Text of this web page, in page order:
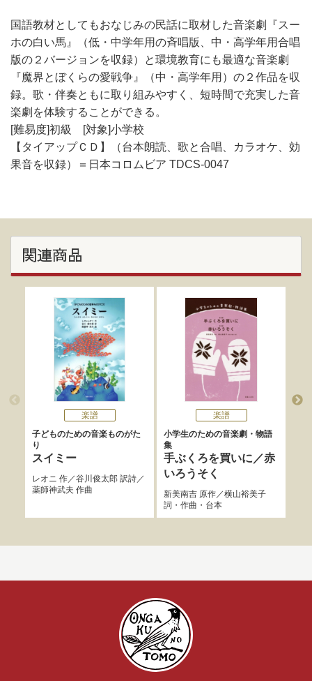
国語教材としてもおなじみの民話に取材した音楽劇『スー
ホの白い馬』（低・中学年用の斉唱版、中・高学年用合唱
版の２バージョンを収録）と環境教育にも最適な音楽劇
『魔界とぼくらの愛戦争』（中・高学年用）の２作品を収
録。歌・伴奏ともに取り組みやすく、短時間で充実した音
楽劇を体験することができる。
[難易度]初級 [対象]小学校
【タイアップＣＤ】（台本朗読、歌と合唱、カラオケ、効
果音を収録）＝日本コロムビア TDCS-0047
関連商品
楽譜
子どものための音楽ものがた
り
スイミー
レオニ 作／谷川俊太郎訳詩／
薬師神武夫 作曲
楽譜
小学生のための音楽劇・物語
集
手ぶくろを買いに／赤
いろうそく
新美南吉原作／横山裕美子
詞・作曲・台本